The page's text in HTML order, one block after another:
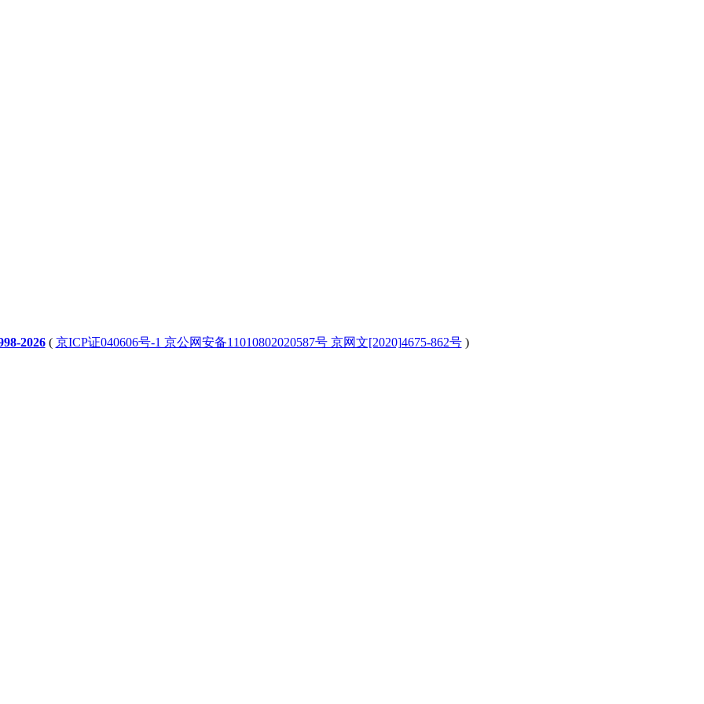
2026( 京ICP证040606号-1 京公网安备11010802020587号 京网文[2020]4675-862号)